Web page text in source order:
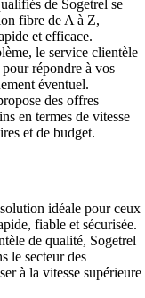
de Sogetrel se
fibre de A à Z,
et efficace.
le service clientèle
répondre à vos
éventuel.
des offres
en termes de vitesse
et de budget.
idéale pour ceux
fiable et sécurisée.
de qualité, Sogetrel
le secteur des
à la vitesse supérieure